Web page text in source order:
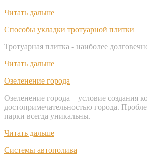
Читать дальше
Способы укладки тротуарной плитки
Тротуарная плитка - наиболее
Читать дальше
Озеленение города
Озеленение города – условие создания
достопримечательностью города.
парки всегда уникальны.
Читать дальше
Системы автополива